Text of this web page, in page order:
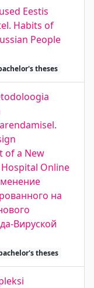
Eestis
Habits of
People
theses
of a New
Online
на
Вируской
theses